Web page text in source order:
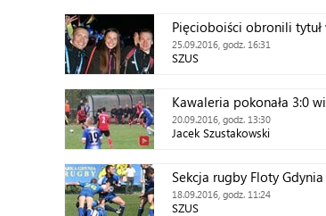
Pięcioboiści obronili
25.09.2016, godz. 16:31
SZUS
Kawaleria pokonała 3:0
20.09.2016, godz. 13:30
Jacek Szustakowski
Sekcja rugby Floty
18.09.2016, godz. 11:24
SZUS